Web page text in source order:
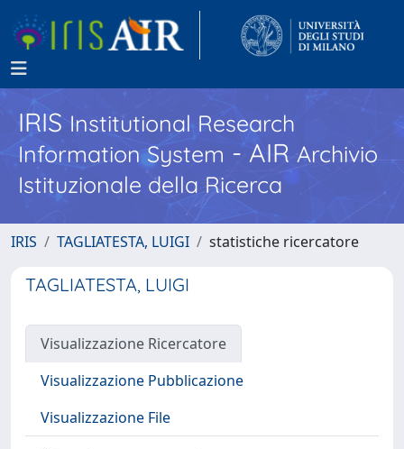
IRISInstitutional Research
Information System - AIR Archivio
Istituzionale della Ricerca
IRIS TAGLIATESTA, LUIGI statistiche ricercatore
TAGLIATESTA, LUIGI
Visualizzazione Ricercatore
Visualizzazione Pubblicazione
Visualizzazione File